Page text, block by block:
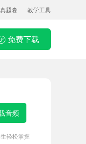
题卷 教学工具
免费下载
轻松掌握
音频